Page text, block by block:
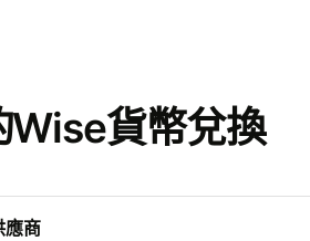
Wise貨幣兌換
應商